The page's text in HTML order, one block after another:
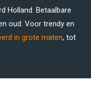
Holland. Betaalbare
oud. Voor trendy en
in grote maten, tot